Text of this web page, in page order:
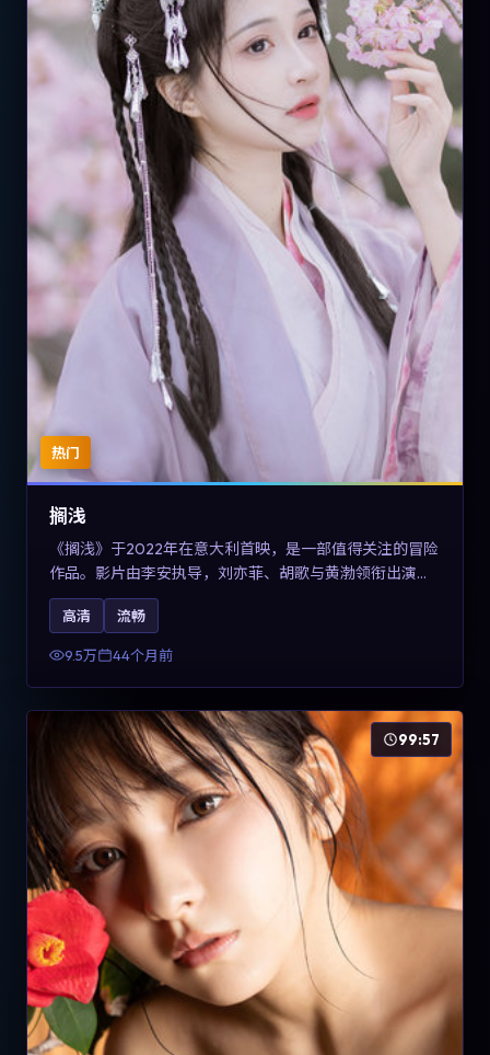
热门
搁浅
《搁浅》于2022年在意大利首映，是一部值得关注的冒险
作品。影片由李安执导，刘亦菲、胡歌与黄渤领衔出演。
剧情用喜剧外壳包裹对现实规则的温和反讽，整体完成度
高，适合希望了解意大利冒险类型创作的观众在线观看。
高清 流畅
9.5万 44个月前
99:57